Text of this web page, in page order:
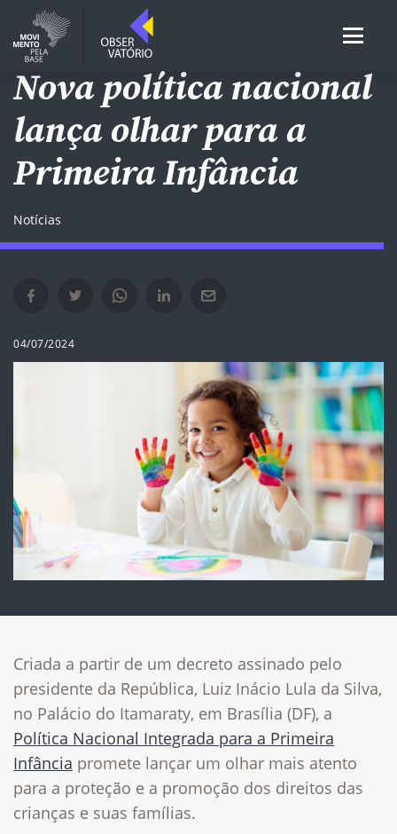
EDUCAÇÃO INFANTIL
Nova política nacional
lança olhar para a
Primeira Infância
Notícias
Compartilhar no Facebook em nova janela
Compartilhar no Twitter em nova janela
Compartilhar no Whatsapp em nova janela
Compartilhar no Linkedin em nova janela
Compartilhar por e-mail em nova janela
04/07/2024
Criada a partir de um decreto assinado pelo
presidente da República, Luiz Inácio Lula da Silva,
no Palácio do Itamaraty, em Brasília (DF), a
Política Nacional Integrada para a Primeira
Infância promete lançar um olhar mais atento
para a proteção e a promoção dos direitos das
crianças e suas famílias.